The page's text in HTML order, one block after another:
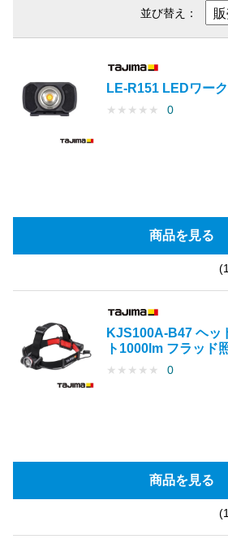
並び替え：
LE-R151 LEDワー
★ ★ ★ ★ ★ 0
商品を見る
KJS100A-B47 ヘッ
ト1000lm フラッド
★ ★ ★ ★ ★ 0
商品を見る